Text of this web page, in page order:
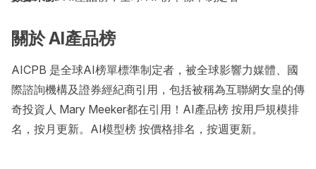
關於 AI產品榜
AICPB 是全球AI榜單標準制定者，被全球影響力媒體、國
際諮詢機構及證券經紀商引用，包括被稱為互聯網女皇的傳
奇投資人 Mary Meeker都在引用！AI產品榜 按用戶規模排
名，按月更新。AI模型榜 按價格排名，按週更新。